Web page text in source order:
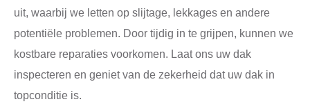
uit, waarbij we letten op slijtage, lekkages en andere
potentiële problemen. Door tijdig in te grijpen, kunnen we
kostbare reparaties voorkomen. Laat ons uw dak
inspecteren en geniet van de zekerheid dat uw dak in
topconditie is.